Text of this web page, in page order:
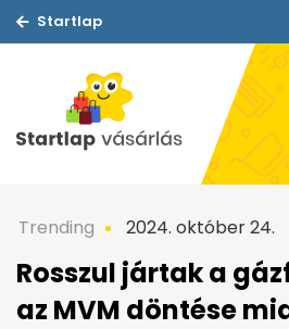
Startlap
Trending 2024. október 24.
Rosszul jártak a
az MVM döntése